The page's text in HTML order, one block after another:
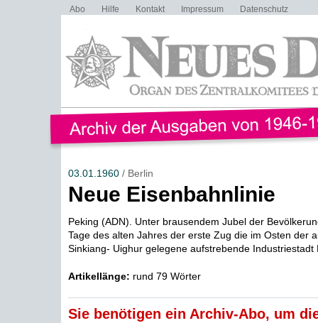
Abo Hilfe Kontakt Impressum Datenschutz
03.01.1960/ Berlin
Neue Eisenbahnlinie
Peking (ADN). Unter brausendem Jubel der
Tage des alten Jahres der erste Zug die im Osten der
Sinkiang- Uighur gelegene aufstrebende Industriestadt
Artikellänge: rund 79 Wörter
Sie benötigen ein Archiv-Abo, um